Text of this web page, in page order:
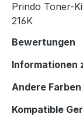
Prindo Toner-
216K
Bewertungen
Informationen
Andere Farben
Kompatible